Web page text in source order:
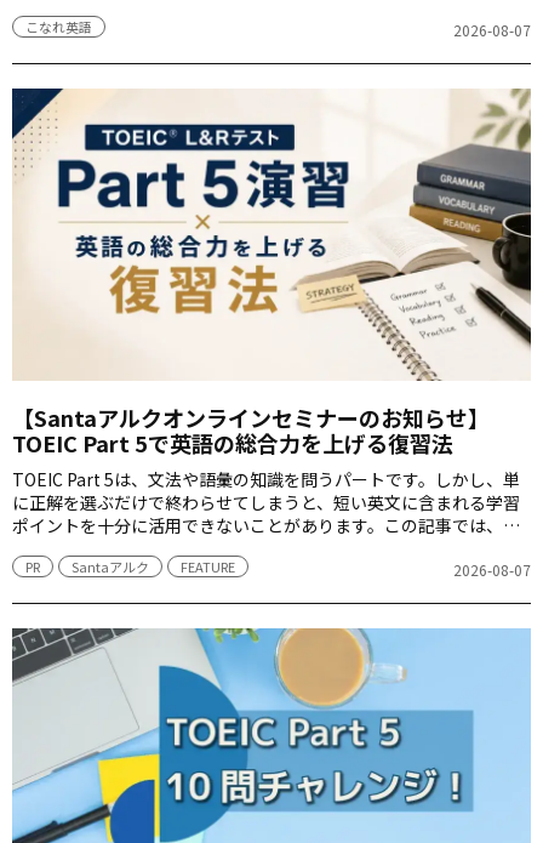
現まで、状況によって使い分けるのがポイントです。今回は、「臆
こなれ英語 2026-08-07
【Santaアルクオンラインセミナーのお知らせ】
TOEIC Part 5で英語の総合力を上げる復習法
TOEIC Part 5は、文法や語彙の知識を問うパートです。しかし、単
に正解を選ぶだけで終わらせてしまうと、短い英文に含まれる学習
ポイントを十分に活用できないことがあります。この記事では、
Santaアルクのオンラインセミナーをご紹介します。セミナーの講
なく。
PR Santaアルク FEATURE 2026-08-07